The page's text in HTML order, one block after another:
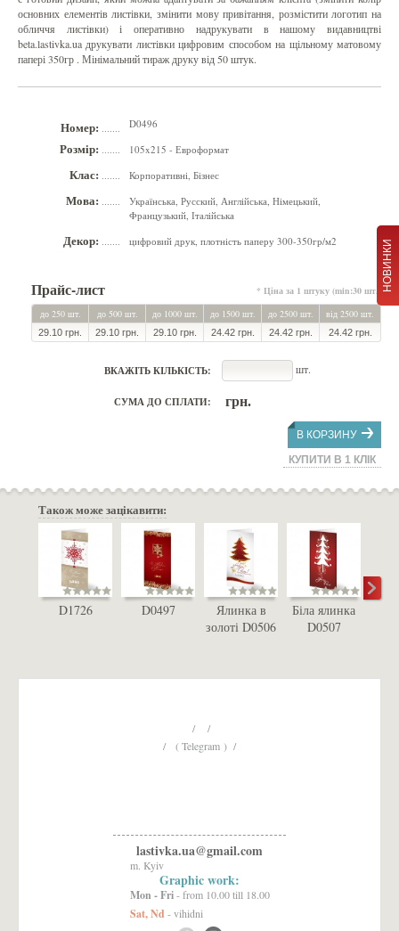
НОВИНКИ
основних елементів листівки, змінити мову привітання, розмістити логотип на
обличчя листівки) і оперативно надрукувати в нашому видавництві
beta.lastivka.ua друкувати листівки цифровим способом на щільному матовому
папері 350гр . Мінімальний тираж друку від 50 штук.
Номер: D0496
Розмір: 105x215 - Евроформат
Клас: Корпоративні, Бізнес
Мова:
Українська, Русский, Англійська, Німецький,
Французький, Італійська
Декор: цифровий друк, плотність паперу 300-350гр/м2
Прайс-лист
* Ціна за 1 штуку (min:30 шт.)
до 250 шт.
до 500 шт. до 1000 шт. до 1500 шт. до 2500 шт. від 2500 шт.
29.10 грн. 29.10 грн. 29.10 грн. 24.42 грн. 24.42 грн. 24.42 грн.
ВКАЖІТЬ КІЛЬКІСТЬ: шт.
СУМА ДО СПЛАТИ: грн.
В КОРЗИНУ
КУПИТИ В 1 КЛІК
Також може зацікавити:
D1726 D0497
Ялинка в
золоті D0506
Біла ялинка
D0507
/ /
/ ( Telegram ) /
lastivka.ua@gmail.com
m. Kyiv
Graphic work:
Mon - Fri- from 10.00 till 18.00
Sat, Nd - vihidni